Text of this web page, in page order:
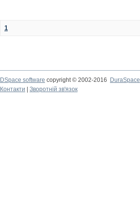
1
DSpace software copyright © 2002-2016
DuraSpace
Контакти
Зворотній зв'язок